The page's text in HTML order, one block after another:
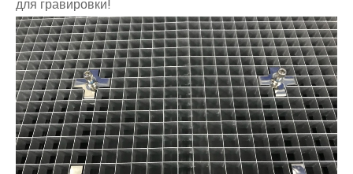
для гравировки!